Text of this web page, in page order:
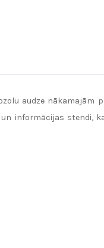
audze nākamajām
informācijas stendi,